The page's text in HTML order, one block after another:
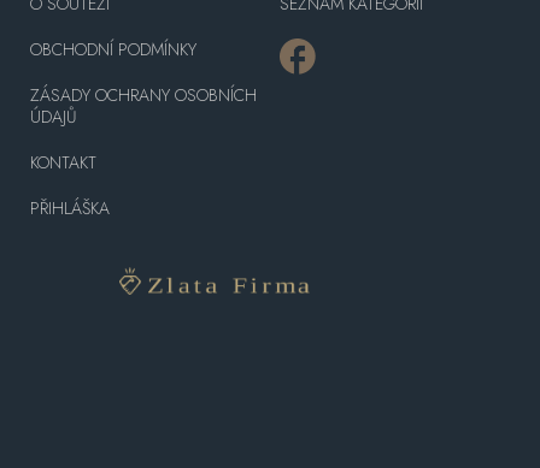
OBCHODNÍ PODMÍNKY
ZÁSADY OCHRANY OSOBNÍCH
ÚDAJŮ
KONTAKT
PŘIHLÁŠKA